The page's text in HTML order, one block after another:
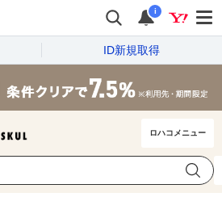
i
ID新規取得
ロハコメニュー